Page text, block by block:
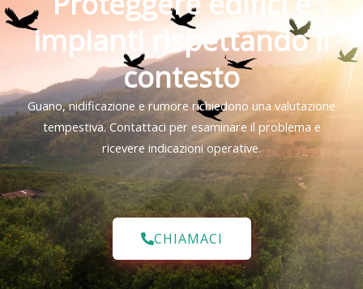
impianti rispettando il
contesto
Guano, nidificazione e rumore richiedono una valutazione
tempestiva. Contattaci per esaminare il problema e
ricevere indicazioni operative.
CHIAMACI